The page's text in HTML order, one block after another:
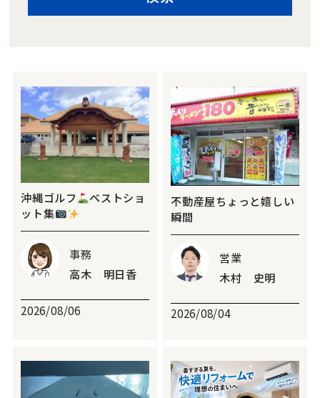
沖縄ゴルフ
ベストショ
ット集
事務
高木 明日香
2026/08/06
不動産屋ちょっと嬉しい
瞬間
営業
木村 史明
2026/08/04